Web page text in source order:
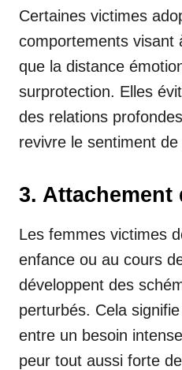
Certaines victimes
comportements visant
que la distance
surprotection. Elles
des relations
revivre le sentiment de
3. Attachement
Les femmes victimes
enfance ou au cours
développent des
perturbés. Cela signifie
entre un besoin
peur tout aussi forte